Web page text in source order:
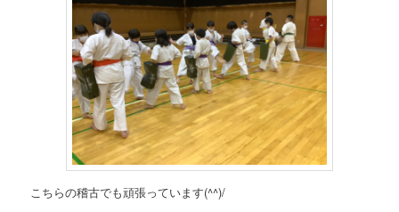
こちらの稽古でも頑張っています(^^)/